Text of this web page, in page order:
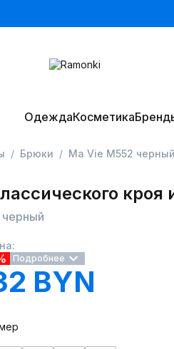
ОдеждаКосметика
Брюки Ma Vie М552 черный
кроя
Подробнее
BYN